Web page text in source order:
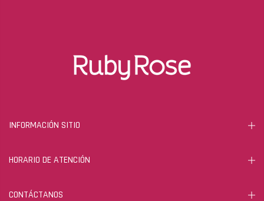
INFORMACIÓN SITIO
HORARIO DE ATENCIÓN
CONTÁCTANOS